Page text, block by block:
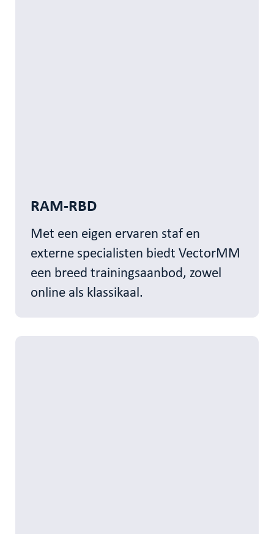
RAM-RBD
Met een eigen ervaren staf en
externe specialisten biedt VectorMM
een breed trainingsaanbod, zowel
online als klassikaal.